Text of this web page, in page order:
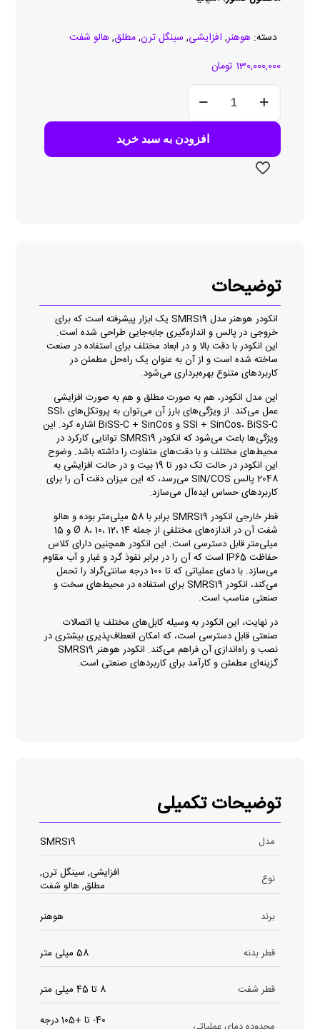
دسته:هوهنر, افزایشی, سینگل ترن,مطلق,هالو شفت
130,000,000 تومان
انکودر
هوهنر
مدل
SMRS19
افزودن به سبد خرید
توضیحات
انکودر هوهنر مدل SMRS19 یک ابزار پیشرفته است که برای
خروجی در پالس و اندازه‌گیری جابه‌جایی طراحی شده است.
این انکودر با دقت بالا و در ابعاد مختلف برای استفاده در صنعت
ساخته شده است و از آن به عنوان یک راه‌حل مطمئن در
کاربردهای متنوع بهره‌برداری می‌شود.
این مدل انکودر، هم به صورت مطلق و هم به صورت افزایشی
عمل می‌کند. از ویژگی‌های بارز آن می‌توان به پروتکل‌های SSI،
SSI + SinCos، BiSS-C و BiSS-C + SinCos اشاره کرد. این
ویژگی‌ها باعث می‌شود که انکودر SMRS19 توانایی کارکرد در
محیط‌های مختلف و با دقت‌های متفاوت را داشته باشد. وضوح
این انکودر در حالت تک دور تا 19 بیت و در حالت افزایشی به
2048 پالس SIN/COS می‌رسد، که این میزان دقت آن را برای
کاربردهای حساس ایده‌آل می‌سازد.
قطر خارجی انکودر SMRS19 برابر با 58 میلی‌متر بوده و هالو
شفت آن در اندازه‌های مختلفی از جمله Ø 8، 10، 12، 14 و 15
میلی‌متر قابل دسترسی است. این انکودر همچنین دارای کلاس
حفاظت IP65 است که آن را در برابر نفوذ گرد و غبار و آب مقاوم
می‌سازد. با دمای عملیاتی که تا 100 درجه سانتی‌گراد را تحمل
می‌کند، انکودر SMRS19 برای استفاده در محیط‌های سخت و
صنعتی مناسب است.
در نهایت، این انکودر به وسیله کابل‌های مختلف یا اتصالات
صنعتی قابل دسترسی است، که امکان انعطاف‌پذیری بیشتری در
نصب و راه‌اندازی آن فراهم می‌کند. انکودر هوهنر SMRS19
گزینه‌ای مطمئن و کارآمد برای کاربردهای صنعتی است.
توضیحات تکمیلی
مدل SMRS19
نوع
افزایشی, سینگل ترن,
مطلق, هالو شفت
برند
هوهنر
قطر بدنه 58 میلی متر
قطر شفت 8 تا 45 میلی متر
40- تا +105 درجه